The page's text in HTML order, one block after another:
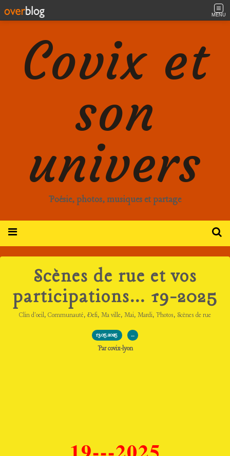
MENU
Covix et
son
univers
Poésie, photos, musiques et partage
Scènes de rue et vos
participations... 19-2025
Clin d'oeil, Communauté, Defi, Ma ville, Mai, Mardi, Photos, Scènes de rue
13.05.2025 …
Par covix-lyon